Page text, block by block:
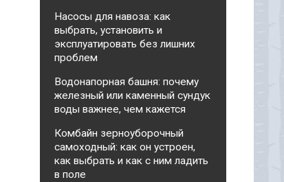
Насосы для навоза: как
выбрать, установить и
эксплуатировать без лишних
проблем
Водонапорная башня: почему
железный или каменный сундук
воды важнее, чем кажется
Комбайн зерноуборочный
самоходный: как он устроен,
как выбрать и как с ним ладить
в поле